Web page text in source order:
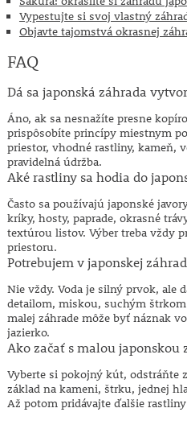
Vypestujte si svoj vlastný
Objavte tajomstvá okrasnej
FAQ
Dá sa japonská záhrada
Áno, ak sa nesnažíte presne
prispôsobíte princípy miestnym
priestor, vhodné rastliny, kameň,
pravidelná údržba.
Aké rastliny sa hodia do
Často sa používajú japonské
kríky, hosty, paprade, okrasné
textúrou listov. Výber treba vždy
priestoru.
Potrebujem v japonskej
Nie vždy. Voda je silný prvok, ale
detailom, miskou, suchým
malej záhrade môže byť náznak
jazierko.
Ako začať s malou japonskou
Vyberte si pokojný kút, odstráňte
základ na kameni, štrku, jednej
Až potom pridávajte ďalšie